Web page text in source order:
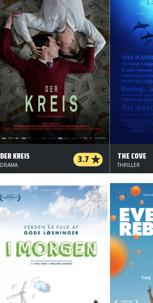
DER KREIS 3.7
DRAMA
THE COVE
THRILLER